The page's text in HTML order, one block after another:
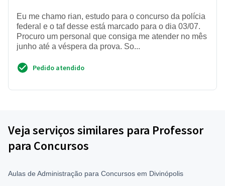
Eu me chamo rian, estudo para o concurso da polícia
federal e o taf desse está marcado para o dia 03/07.
Procuro um personal que consiga me atender no mês
junho até a véspera da prova. So...
Pedido atendido
Veja serviços similares para Professor
para Concursos
Aulas de Administração para Concursos em Divinópolis